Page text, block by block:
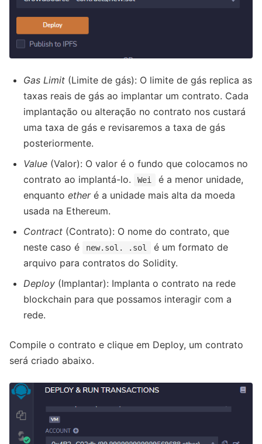
Gas Limit (Limite de gás): O limite de gás replica as
taxas reais de gás ao implantar um contrato. Cada
implantação ou alteração no contrato nos custará
uma taxa de gás e revisaremos a taxa de gás
posteriormente.
Value (Valor): O valor é o fundo que colocamos no
contrato ao implantá-lo.
Wei
é a menor unidade,
enquanto etheré a unidade mais alta da moeda
usada na Ethereum.
Contract (Contrato): O nome do contrato, que
neste caso é
new.sol. .sol
é um formato de
arquivo para contratos do Solidity.
Deploy (Implantar): Implanta o contrato na rede
blockchain para que possamos interagir com a
rede.
Compile o contrato e clique em Deploy, um contrato
será criado abaixo.